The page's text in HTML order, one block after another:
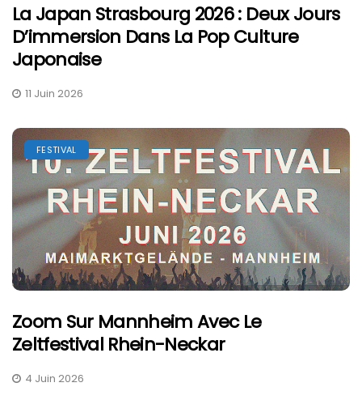
La Japan Strasbourg 2026 : Deux Jours
D’immersion Dans La Pop Culture
Japonaise
11 Juin 2026
FESTIVAL
Zoom Sur Mannheim Avec Le
Zeltfestival Rhein-Neckar
4 Juin 2026